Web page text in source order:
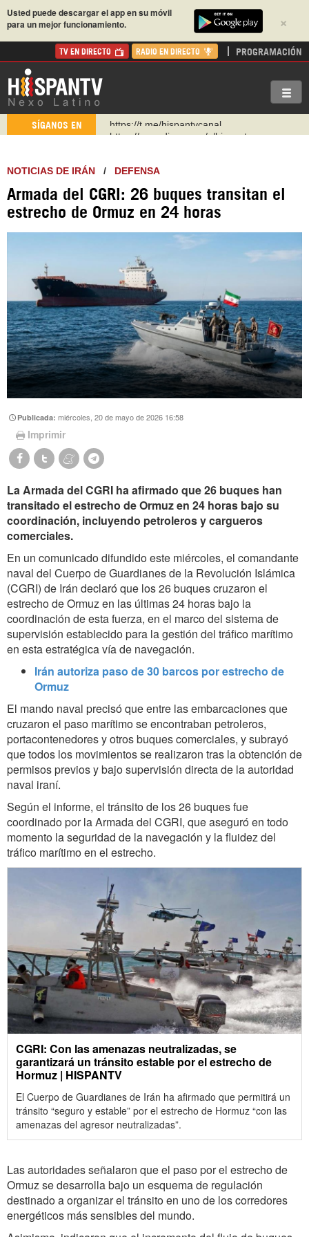
×
Usted puede descargar el app en su móvil
para un mejor funcionamiento.
TV EN DIRECTO RADIO EN DIRECTO PROGRAMACIÓN
SÍGANOS EN
https://urmedium.com/c/hispantv
Instagram como: hispan_tv
https://www.facebook.com/Nexolatino.Canal
https://www.youtube.com/@nexo_latino
NOTICIAS DE IRÁN / DEFENSA
Armada del CGRI: 26 buques transitan el
estrecho de Ormuz en 24 horas
Publicada:miércoles, 20 de mayo de 2026 16:58
Imprimir
La Armada del CGRI ha afirmado que 26 buques han
transitado el estrecho de Ormuz en 24 horas bajo su
coordinación, incluyendo petroleros y cargueros
comerciales.
En un comunicado difundido este miércoles, el comandante
naval del Cuerpo de Guardianes de la Revolución Islámica
(CGRI) de Irán declaró que los 26 buques cruzaron el
estrecho de Ormuz en las últimas 24 horas bajo la
coordinación de esta fuerza, en el marco del sistema de
supervisión establecido para la gestión del tráfico marítimo
en esta estratégica vía de navegación.
Irán autoriza paso de 30 barcos por estrecho de
Ormuz
El mando naval precisó que entre las embarcaciones que
cruzaron el paso marítimo se encontraban petroleros,
portacontenedores y otros buques comerciales, y subrayó
que todos los movimientos se realizaron tras la obtención de
permisos previos y bajo supervisión directa de la autoridad
naval iraní.
Según el informe, el tránsito de los 26 buques fue
coordinado por la Armada del CGRI, que aseguró en todo
momento la seguridad de la navegación y la fluidez del
tráfico marítimo en el estrecho.
CGRI: Con las amenazas neutralizadas, se
garantizará un tránsito estable por el estrecho de
Hormuz | HISPANTV
El Cuerpo de Guardianes de Irán ha afirmado que permitirá un
tránsito “seguro y estable” por el estrecho de Hormuz “con las
amenazas del agresor neutralizadas”.
Las autoridades señalaron que el paso por el estrecho de
Ormuz se desarrolla bajo un esquema de regulación
destinado a organizar el tránsito en uno de los corredores
energéticos más sensibles del mundo.